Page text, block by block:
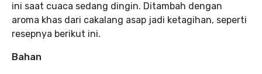
ini saat cuaca sedang dingin. Ditambah dengan
aroma khas dari cakalang asap jadi ketagihan, seperti
resepnya berikut ini.
Bahan